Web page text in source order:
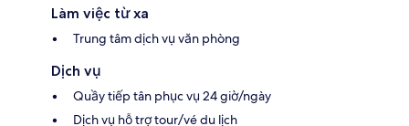
Làm việc từ xa
Trung tâm dịch vụ văn phòng
Dịch vụ
Quầy tiếp tân phục vụ 24 giờ/ngày
Dịch vụ hỗ trợ tour/vé du lịch